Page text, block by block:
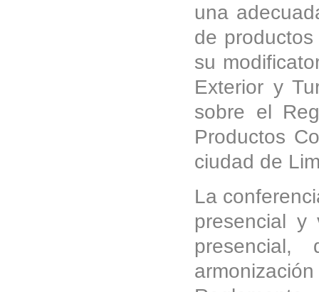
una
de
su
Exterior y
sobre el
Productos
ciudad de
La
presencial y